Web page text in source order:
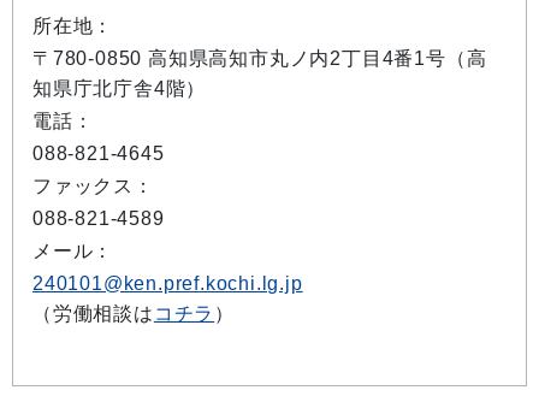
所在地：
〒780-0850 高知県高知市丸ノ内2丁目4番1号（高
知県庁北庁舎4階）
電話：
088-821-4645
ファックス：
088-821-4589
メール：
240101@ken.pref.kochi.lg.jp
（労働相談は コチラ ）